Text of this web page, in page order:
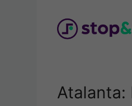
Atalanta: